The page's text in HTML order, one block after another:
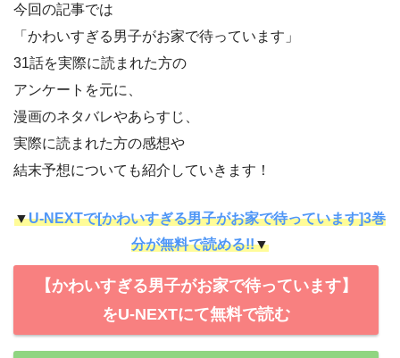
今回の記事では
「かわいすぎる男子がお家で待っています」
31話を実際に読まれた方の
アンケートを元に、
漫画のネタバレやあらすじ、
実際に読まれた方の感想や
結末予想についても紹介していきます！
▼U-NEXTで[かわいすぎる男子がお家で待っています]3巻
分が無料で読める!!▼
【かわいすぎる男子がお家で待っています】
をU-NEXTにて無料で読む